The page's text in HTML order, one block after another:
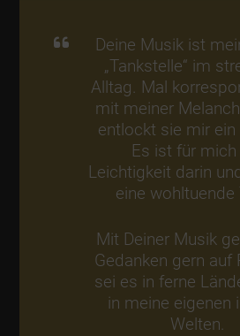
Deine Musik ist
„Tankstelle“ im
Alltag. Mal
mit meiner
entlockt sie mir ein
Es ist für mich
Leichtigkeit darin
eine wohltuende
Mit Deiner Musik
Gedanken gern auf
sei es in ferne
in meine eigenen
Welten.